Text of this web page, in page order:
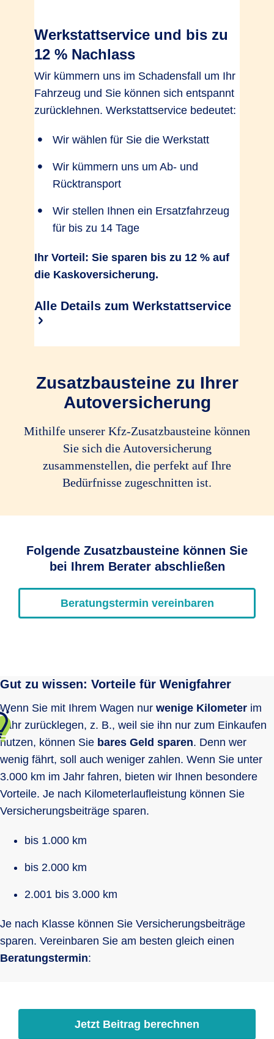
Werkstattservice und bis zu
12 % Nachlass
Wir kümmern uns im Schadensfall um Ihr
Fahrzeug und Sie können sich entspannt
zurücklehnen. Werkstattservice bedeutet:
Wir wählen für Sie die Werkstatt
Wir kümmern uns um Ab- und
Rücktransport
Wir stellen Ihnen ein Ersatzfahrzeug
für bis zu 14 Tage
Ihr Vorteil: Sie sparen bis zu 12 % auf
die Kaskoversicherung.
Alle Details zum Werkstattservice
Zusatzbausteine zu Ihrer
Autoversicherung
Mithilfe unserer Kfz-Zusatz­bau­steine können
Sie sich die Autoversicherung
zusammenstellen, die perfekt auf Ihre
Bedürfnisse zugeschnitten ist.
Folgende Zusatzbausteine können Sie
bei Ihrem Berater abschließen
Beratungstermin vereinbaren
Gut zu wissen: Vorteile für Wenigfahrer
Wenn Sie mit Ihrem Wagen nur wenige Kilometer im
Jahr zurücklegen, z. B., weil sie ihn nur zum Einkaufen
nutzen, können Sie bares Geld sparen. Denn wer
wenig fährt, soll auch weniger zahlen. Wenn Sie unter
3.000 km im Jahr fahren, bieten wir Ihnen besondere
Vorteile. Je nach Kilometerlaufleistung können Sie
Versicherungsbeiträge sparen.
bis 1.000 km
bis 2.000 km
2.001 bis 3.000 km
Je nach Klasse können Sie Versicherungsbeiträge
sparen. Vereinbaren Sie am besten gleich einen
Beratungstermin:
Jetzt Beitrag berechnen